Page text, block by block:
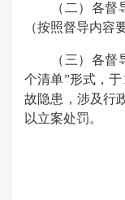
（二）各督导
（按照督导内容
（三）各督导
个清单”形式，
故隐患，涉及行
以立案处罚。